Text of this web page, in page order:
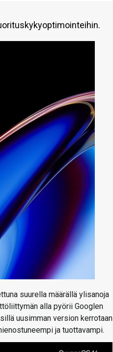
suurella määrällä ylisanoja
alla pyörii Googlen
uusimman version kerrotaan
ja tuottavampi.